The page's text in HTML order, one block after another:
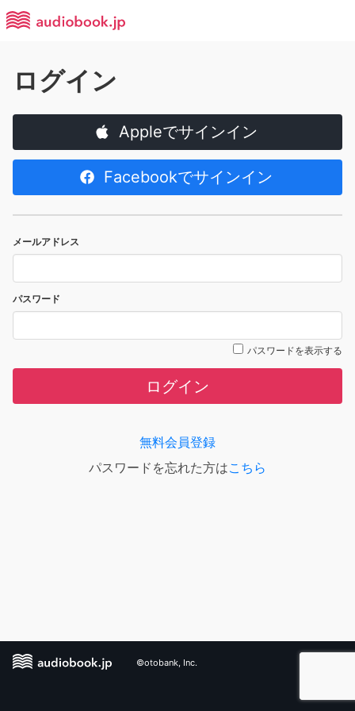
ログイン
Appleでサインイン
Facebookでサインイン
メールアドレス
パスワード
パスワードを表示する
ログイン
無料会員登録
パスワードを忘れた方はこちら
©otobank, Inc.